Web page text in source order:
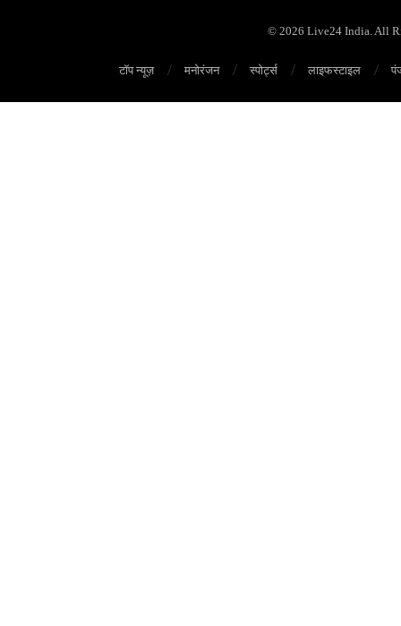
© 2026 Live24 India. All
टॉप न्यूज़ मनोरंजन स्पोर्ट्स लाइफस्टाइल